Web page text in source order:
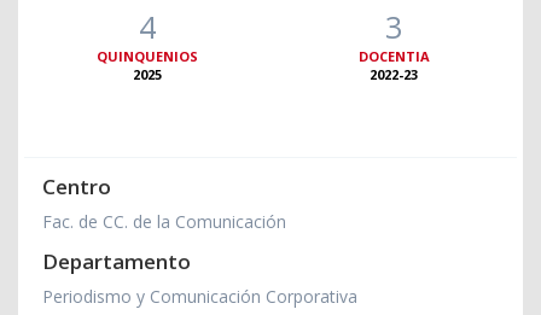
4
QUINQUENIOS
2025
3
DOCENTIA
2022-23
Centro
Fac. de CC. de la Comunicación
Departamento
Periodismo y Comunicación Corporativa